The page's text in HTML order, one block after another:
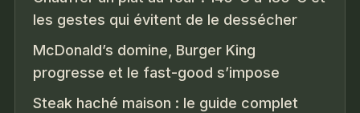
les gestes qui évitent de le dessécher
McDonald’s domine, Burger King
progresse et le fast-good s’impose
Steak haché maison : le guide complet